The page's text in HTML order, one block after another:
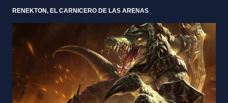
RENEKTON, EL CARNICERO DE LAS ARENAS